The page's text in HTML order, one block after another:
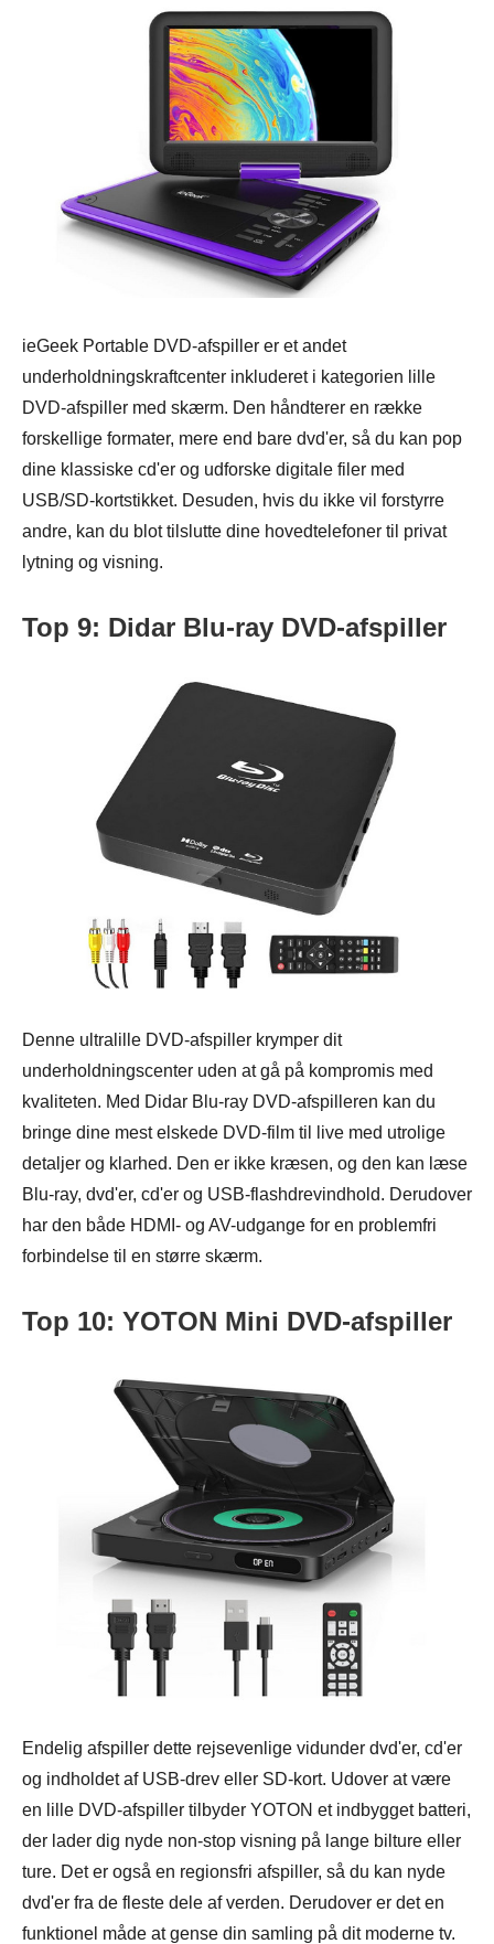
ieGeek Portable DVD-afspiller er et andet
underholdningskraftcenter inkluderet i kategorien lille
DVD-afspiller med skærm. Den håndterer en række
forskellige formater, mere end bare dvd'er, så du kan pop
dine klassiske cd'er og udforske digitale filer med
USB/SD-kortstikket. Desuden, hvis du ikke vil forstyrre
andre, kan du blot tilslutte dine hovedtelefoner til privat
lytning og visning.
Top 9: Didar Blu-ray DVD-afspiller
Denne ultralille DVD-afspiller krymper dit
underholdningscenter uden at gå på kompromis med
kvaliteten. Med Didar Blu-ray DVD-afspilleren kan du
bringe dine mest elskede DVD-film til live med utrolige
detaljer og klarhed. Den er ikke kræsen, og den kan læse
Blu-ray, dvd'er, cd'er og USB-flashdrevindhold. Derudover
har den både HDMI- og AV-udgange for en problemfri
forbindelse til en større skærm.
Top 10: YOTON Mini DVD-afspiller
Endelig afspiller dette rejsevenlige vidunder dvd'er, cd'er
og indholdet af USB-drev eller SD-kort. Udover at være
en lille DVD-afspiller tilbyder YOTON et indbygget batteri,
der lader dig nyde non-stop visning på lange bilture eller
ture. Det er også en regionsfri afspiller, så du kan nyde
dvd'er fra de fleste dele af verden. Derudover er det en
funktionel måde at gense din samling på dit moderne tv.